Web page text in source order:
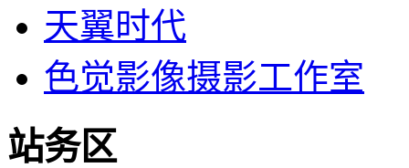
天翼时代
色觉影像摄影工作室
站务区